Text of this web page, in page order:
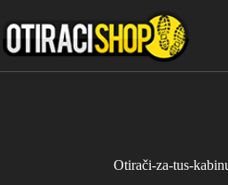
to
content
Otirači-za-tus-